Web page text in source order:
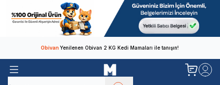
ObivanYenilenen Obivan 2 KG Kedi Mamaları ile tanışın!